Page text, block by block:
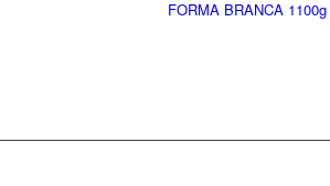
FORMA BRANCA 1100g